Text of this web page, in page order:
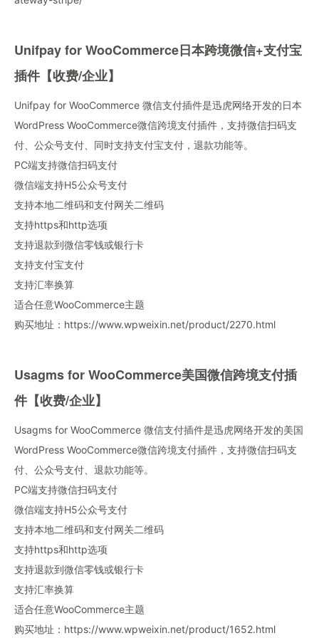
Unifpay for WooCommerce日本跨境微信+支付宝
插件【收费/企业】
Unifpay for WooCommerce 微信支付插件是迅虎网络开发的日本
WordPress WooCommerce微信跨境支付插件，支持微信扫码支
付、公众号支付、同时支持支付宝支付，退款功能等。
PC端支持微信扫码支付
微信端支持H5公众号支付
支持本地二维码和支付网关二维码
支持https和http选项
支持退款到微信零钱或银行卡
支持支付宝支付
支持汇率换算
适合任意WooCommerce主题
购买地址： https://www.wpweixin.net/product/2270.html
Usagms for WooCommerce美国微信跨境支付插
件【收费/企业】
Usagms for WooCommerce 微信支付插件是迅虎网络开发的美国
WordPress WooCommerce微信跨境支付插件，支持微信扫码支
付、公众号支付、退款功能等。
PC端支持微信扫码支付
微信端支持H5公众号支付
支持本地二维码和支付网关二维码
支持https和http选项
支持退款到微信零钱或银行卡
支持汇率换算
适合任意WooCommerce主题
购买地址： https://www.wpweixin.net/product/1652.html